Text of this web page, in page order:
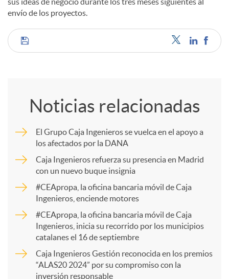
envío de los proyectos.
C
p
a
r
t
Noticias relacionadas
El Grupo Caja Ingenieros se vuelca en el apoyo a
los afectados por la DANA
Caja Ingenieros refuerza su presencia en Madrid
con un nuevo buque insignia
#CEApropa, la oficina bancaria móvil de Caja
Ingenieros, enciende motores
#CEApropa, la oficina bancaria móvil de Caja
Ingenieros, inicia su recorrido por los municipios
catalanes el 16 de septiembre
Caja Ingenieros Gestión reconocida en los premios
“ALAS20 2024” por su compromiso con la
inversión responsable